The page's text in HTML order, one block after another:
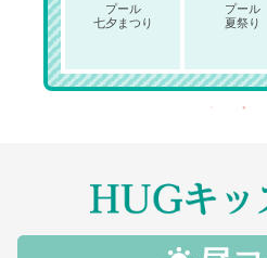
プール
七夕まつり
プール
夏祭り